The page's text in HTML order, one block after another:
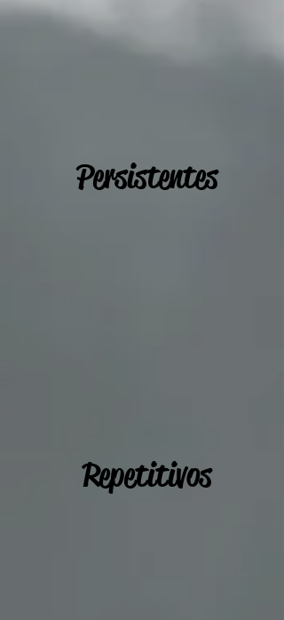
Persistentes
Repetitivos